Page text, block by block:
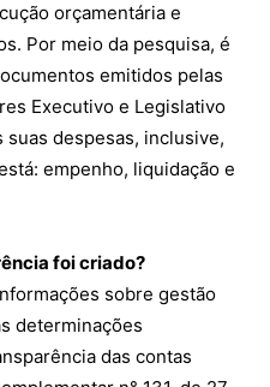
orçamentária e
Por meio da pesquisa, é
emitidos pelas
Executivo e Legislativo
despesas, inclusive,
empenho, liquidação e
foi criado?
sobre gestão
determinações
das contas